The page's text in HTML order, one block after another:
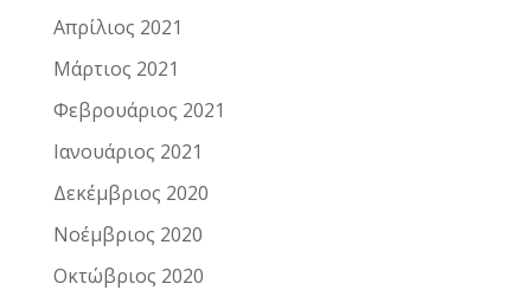
Απρίλιος 2021
Μάρτιος 2021
Φεβρουάριος 2021
Ιανουάριος 2021
Δεκέμβριος 2020
Νοέμβριος 2020
Οκτώβριος 2020